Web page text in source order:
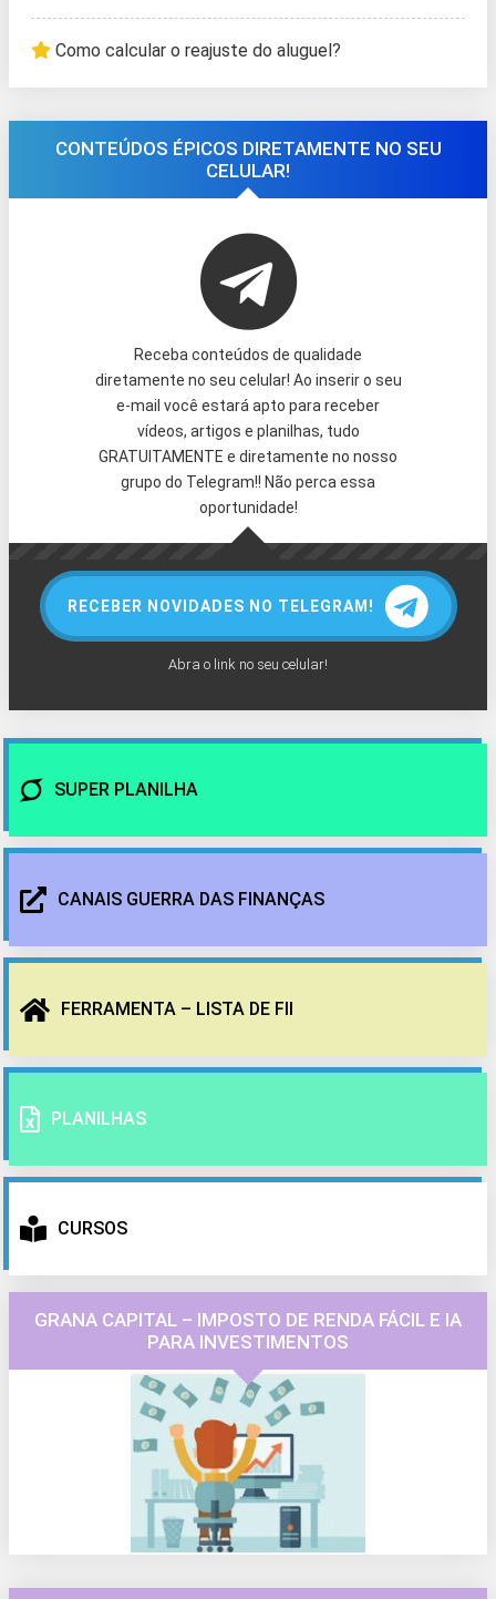
Como calcular o reajuste do aluguel?
CONTEÚDOS ÉPICOS DIRETAMENTE NO SEU
CELULAR!
Receba conteúdos de qualidade
diretamente no seu celular! Ao inserir o seu
e-mail você estará apto para receber
vídeos, artigos e planilhas, tudo
GRATUITAMENTE e diretamente no nosso
grupo do Telegram!! Não perca essa
oportunidade!
RECEBER NOVIDADES NO TELEGRAM!
Abra o link no seu celular!
SUPER PLANILHA
CANAIS GUERRA DAS FINANÇAS
FERRAMENTA – LISTA DE FII
PLANILHAS
CURSOS
GRANA CAPITAL – IMPOSTO DE RENDA FÁCIL E IA
PARA INVESTIMENTOS